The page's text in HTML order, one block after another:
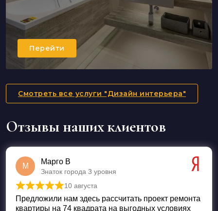
Перейти
Смотреть все услуги "Дизайн интерьера"
Отзывы наших клиентов
М
Марго В
Знаток города 3 уровня
Оценка5 из 5
10 августа
Предложили нам здесь рассчитать проект ремонта
квартиры на 74 квадрата на выгодных условиях